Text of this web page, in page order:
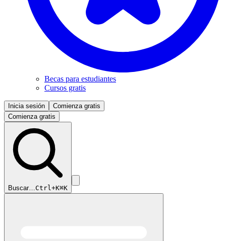
Becas para estudiantes
Cursos gratis
Inicia sesión
Comienza gratis
Comienza gratis
Buscar…Ctrl+K⌘K